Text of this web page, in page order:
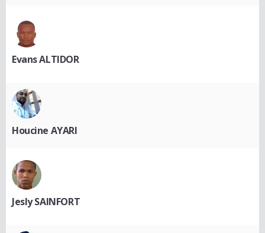
Evans ALTIDOR
Houcine AYARI
Jesly SAINFORT